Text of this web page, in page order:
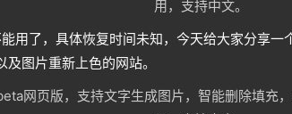
用了，具体恢复时间未知，今天给大家分享一
图片重新上色的网站。